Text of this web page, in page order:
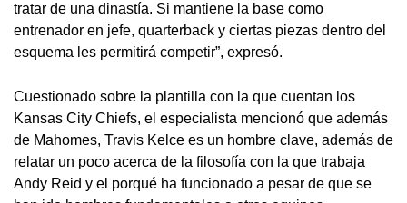
tratar de una dinastía. Si mantiene la base como
entrenador en jefe, quarterback y ciertas piezas dentro del
esquema les permitirá competir”, expresó.
Cuestionado sobre la plantilla con la que cuentan los
Kansas City Chiefs, el especialista mencionó que además
de Mahomes, Travis Kelce es un hombre clave, además de
relatar un poco acerca de la filosofía con la que trabaja
Andy Reid y el porqué ha funcionado a pesar de que se